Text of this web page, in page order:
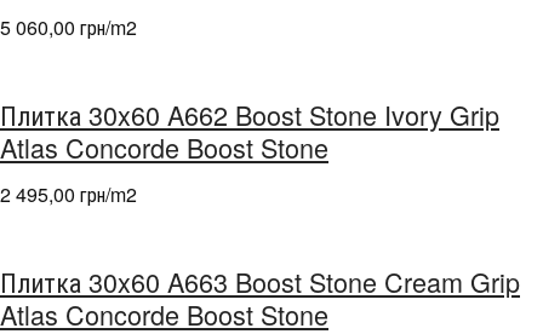
5 060,00 грн/m2
Плитка 30x60 A662 Boost Stone Ivory Grip
Atlas Concorde Boost Stone
2 495,00 грн/m2
Плитка 30x60 A663 Boost Stone Cream Grip
Atlas Concorde Boost Stone